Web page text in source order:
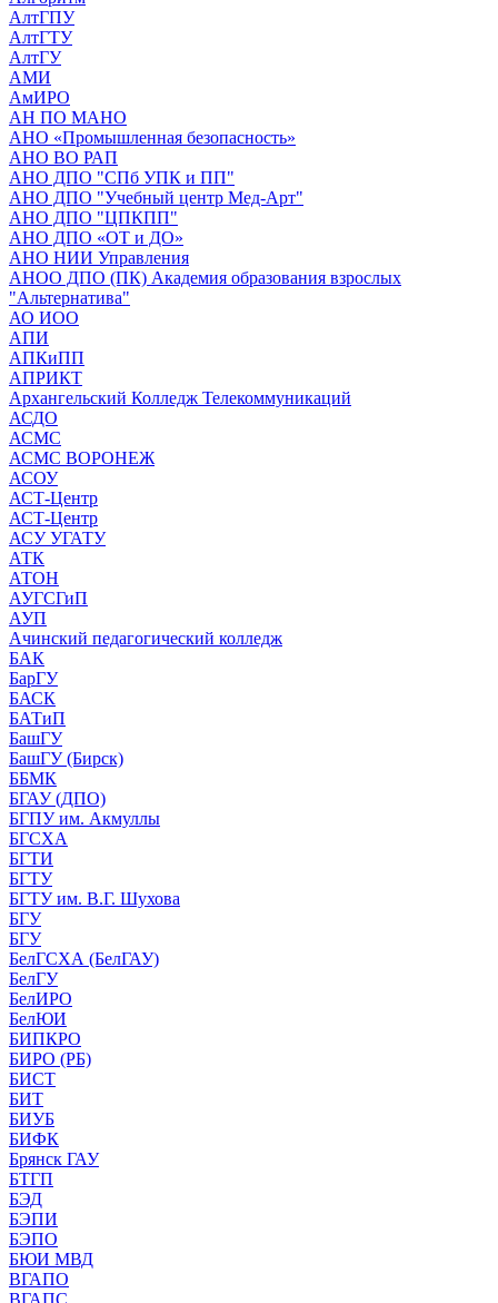
АлтГПУ
АлтГТУ
АлтГУ
АМИ
АмИРО
АН ПО МАНО
АНО «Промышленная безопасность»
АНО ВО РАП
АНО ДПО "СПб УПК и ПП"
АНО ДПО "Учебный центр Мед-Арт"
АНО ДПО "ЦПКПП"
АНО ДПО «ОТ и ДО»
АНО НИИ Управления
АНОО ДПО (ПК) Академия образования взрослых
"Альтернатива"
АО ИОО
АПИ
АПКиПП
АПРИКТ
Архангельский Колледж Телекоммуникаций
АСДО
АСМС
АСМС ВОРОНЕЖ
АСОУ
АСТ-Центр
АСТ-Центр
АСУ УГАТУ
АТК
АТОН
АУГСГиП
АУП
Ачинский педагогический колледж
БАК
БарГУ
БАСК
БАТиП
БашГУ
БашГУ (Бирск)
ББМК
БГАУ (ДПО)
БГПУ им. Акмуллы
БГСХА
БГТИ
БГТУ
БГТУ им. В.Г. Шухова
БГУ
БГУ
БелГСХА (БелГАУ)
БелГУ
БелИРО
БелЮИ
БИПКРО
БИРО (РБ)
БИСТ
БИТ
БИУБ
БИФК
Брянск ГАУ
БТГП
БЭД
БЭПИ
БЭПО
БЮИ МВД
ВГАПО
ВГАПС